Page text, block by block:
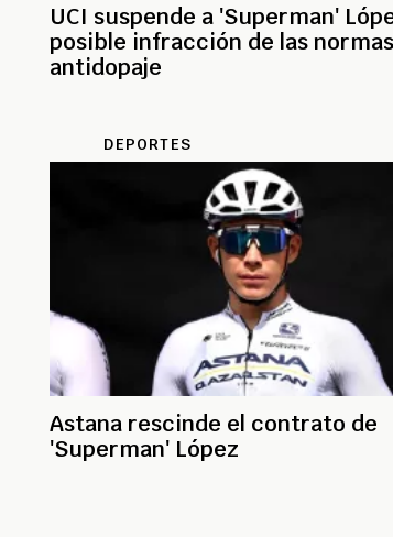
UCI suspende a 'Superman'
posible infracción de las normas
antidopaje
DEPORTES
Astana rescinde el contrato de
'Superman' López